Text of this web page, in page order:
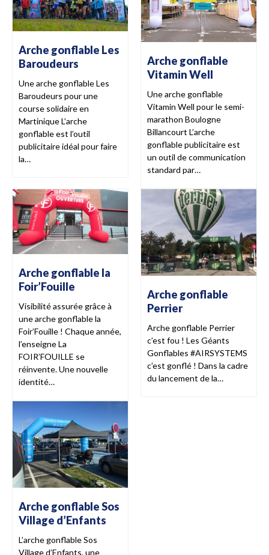
Arche gonflable Les
Baroudeurs
Une arche gonflable Les
Baroudeurs pour une
course solidaire en
Martinique L’arche
gonflable est l’outil
publicitaire idéal pour faire
la…
Arche gonflable
Vitamin Well
Une arche gonflable
Vitamin Well pour le semi-
marathon Boulogne
Billancourt L’arche
gonflable publicitaire est
un outil de communication
standard par…
Arche gonflable la
Foir’Fouille
Visibilité assurée grâce à
une arche gonflable la
Foir’Fouille ! Chaque année,
l’enseigne La
FOIR’FOUILLE se
réinvente. Une nouvelle
identité…
Arche gonflable
Perrier
Arche gonflable Perrier
c’est fou ! Les Géants
Gonflables #AIRSYSTEMS
c’est gonflé ! Dans la cadre
du lancement de la…
Arche gonflable Sos
Village d’Enfants
L’arche gonflable Sos
Village d’Enfants, une